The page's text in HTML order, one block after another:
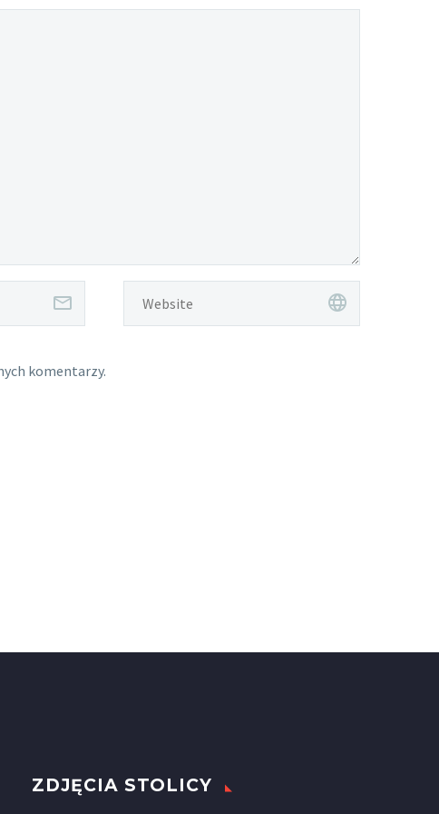
komentarzy.
ZDJĘCIA STOLICY